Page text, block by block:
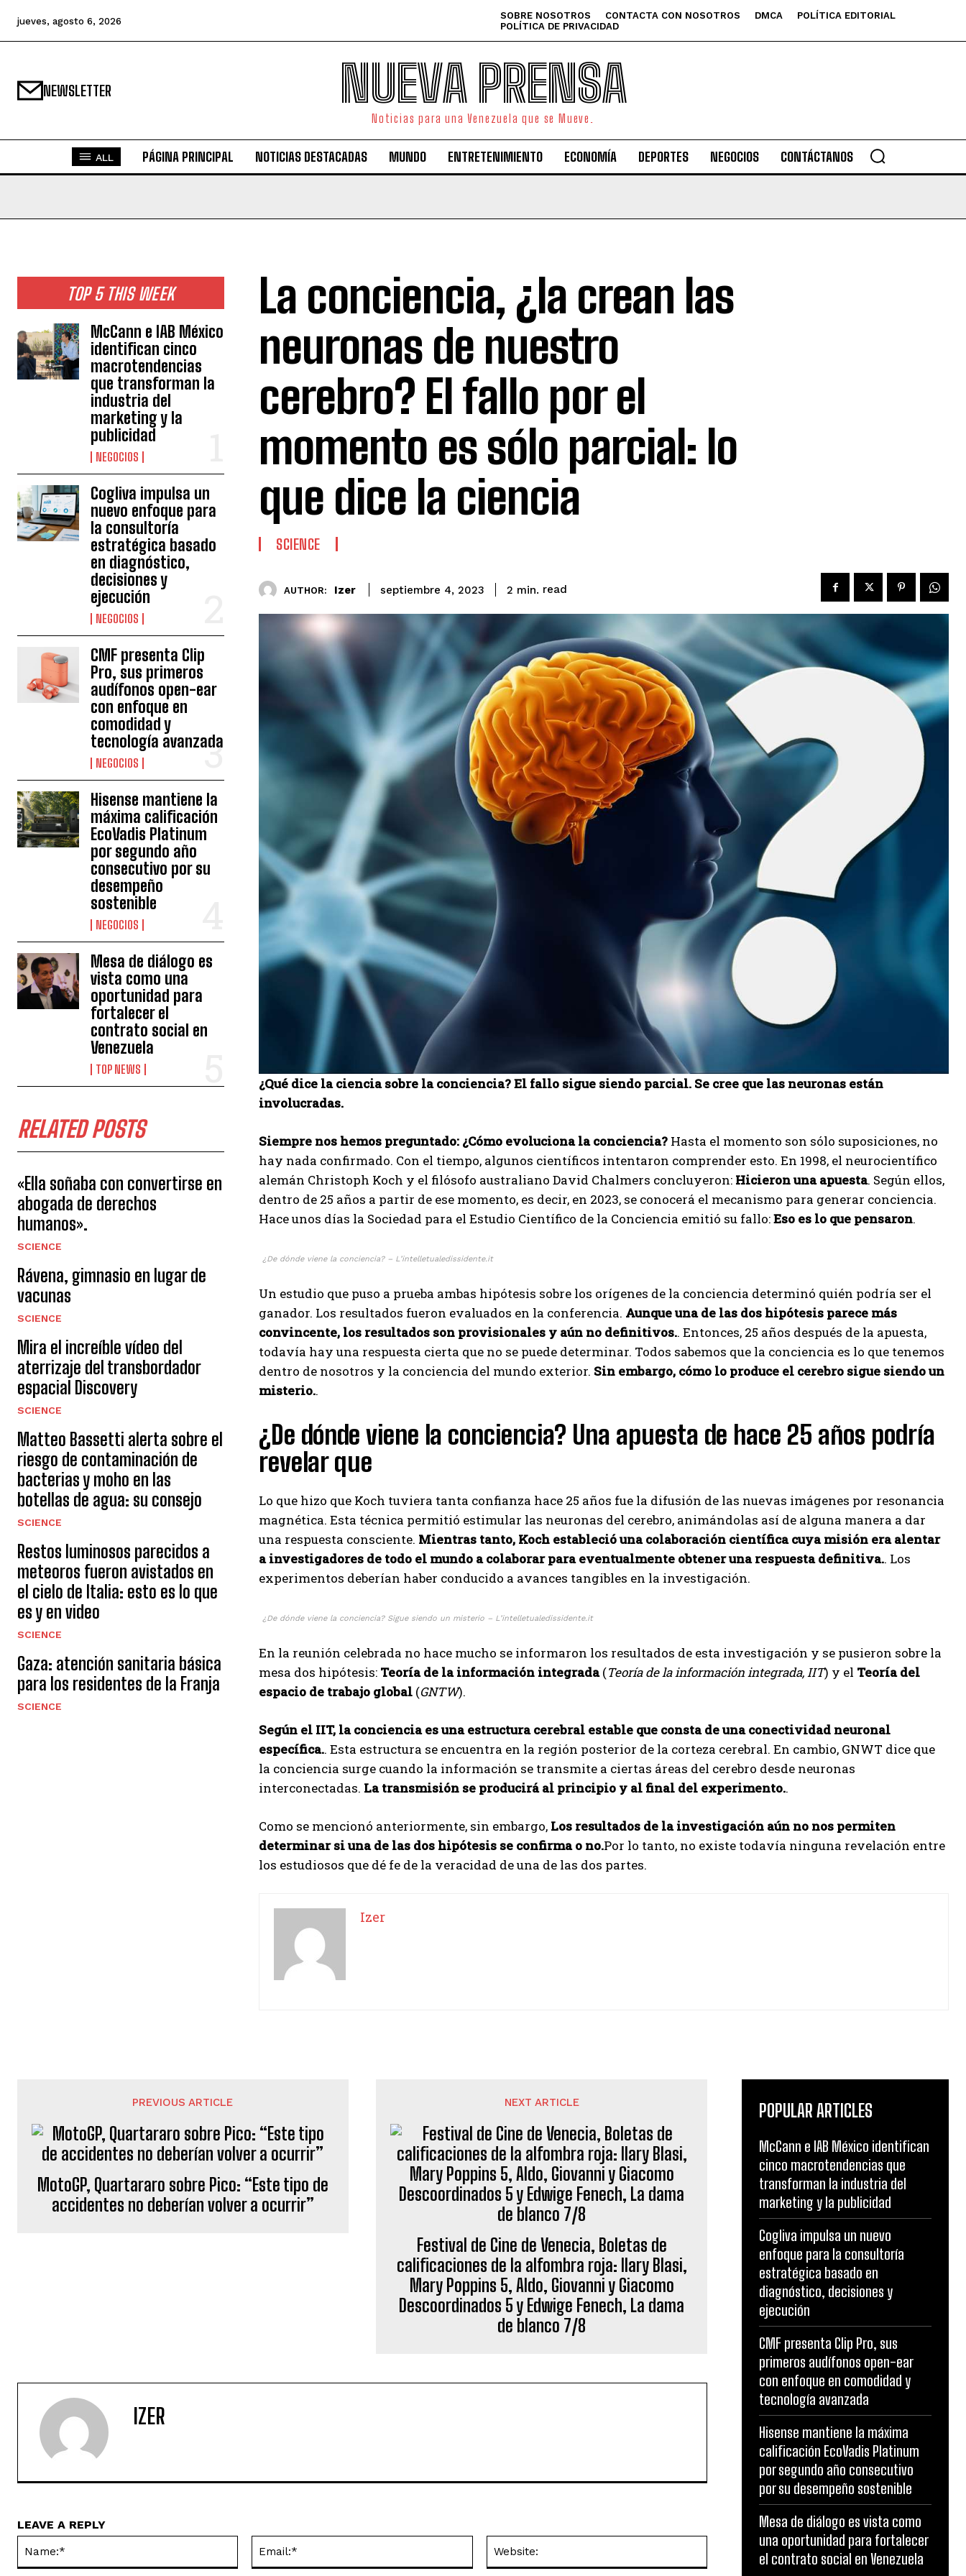
I've read and accept thePrivacy Policy.
Izer
jueves, agosto 6, 2026 SOBRE NOSOTROS CONTACTA CON NOSOTROS DMCA
POLÍTICA EDITORIAL
POLÍTICA DE PRIVACIDAD
NEWSLETTER NUEVA PRENSA
Noticias para una Venezuela que se Mueve.
ALL PÁGINA PRINCIPAL NOTICIAS DESTACADAS MUNDO ENTRETENIMIENTO ECONOMÍA DEPORTES NEGOCIOS CONTÁCTANOS
TOP 5 THIS WEEK
McCann e IAB México
identifican cinco
macrotendencias
que transforman la
industria del
marketing y la
publicidad
NEGOCIOS
Cogliva impulsa un
nuevo enfoque para
la consultoría
estratégica basado
en diagnóstico,
decisiones y
ejecución
NEGOCIOS
CMF presenta Clip
Pro, sus primeros
audífonos open-ear
con enfoque en
comodidad y
tecnología avanzada
NEGOCIOS
Hisense mantiene la
máxima calificación
EcoVadis Platinum
por segundo año
consecutivo por su
desempeño
sostenible
NEGOCIOS
Mesa de diálogo es
vista como una
oportunidad para
fortalecer el
contrato social en
Venezuela
TOP NEWS
RELATED POSTS
«Ella soñaba con convertirse en
abogada de derechos
humanos».
SCIENCE
Rávena, gimnasio en lugar de
vacunas
SCIENCE
Mira el increíble vídeo del
aterrizaje del transbordador
espacial Discovery
SCIENCE
Matteo Bassetti alerta sobre el
riesgo de contaminación de
bacterias y moho en las
botellas de agua: su consejo
SCIENCE
Restos luminosos parecidos a
meteoros fueron avistados en
el cielo de Italia: esto es lo que
es y en video
SCIENCE
Gaza: atención sanitaria básica
para los residentes de la Franja
SCIENCE
La conciencia, ¿la crean las
neuronas de nuestro
cerebro? El fallo por el
momento es sólo parcial: lo
que dice la ciencia
SCIENCE
AUTHOR: Izer septiembre 4, 2023 2 min. read
¿Qué dice la ciencia sobre la conciencia? El fallo sigue siendo parcial. Se cree que las neuronas están
involucradas.
Siempre nos hemos preguntado: ¿Cómo evoluciona la conciencia? Hasta el momento son sólo suposiciones, no
hay nada confirmado. Con el tiempo, algunos científicos intentaron comprender esto. En 1998, el neurocientífico
alemán Christoph Koch y el filósofo australiano David Chalmers concluyeron: Hicieron una apuesta. Según ellos,
dentro de 25 años a partir de ese momento, es decir, en 2023, se conocerá el mecanismo para generar conciencia.
Hace unos días la Sociedad para el Estudio Científico de la Conciencia emitió su fallo:Eso es lo que pensaron.
¿De dónde viene la conciencia? – L’intelletualedissidente.it
Un estudio que puso a prueba ambas hipótesis sobre los orígenes de la conciencia determinó quién podría ser el
ganador. Los resultados fueron evaluados en la conferencia. Aunque una de las dos hipótesis parece más
convincente, los resultados son provisionales y aún no definitivos.. Entonces, 25 años después de la apuesta,
todavía hay una respuesta cierta que no se puede determinar. Todos sabemos que la conciencia es lo que tenemos
dentro de nosotros y la conciencia del mundo exterior. Sin embargo, cómo lo produce el cerebro sigue siendo un
misterio..
¿De dónde viene la conciencia? Una apuesta de hace 25 años podría
revelar que
Lo que hizo que Koch tuviera tanta confianza hace 25 años fue la difusión de las nuevas imágenes por resonancia
magnética. Esta técnica permitió estimular las neuronas del cerebro, animándolas así de alguna manera a dar
una respuesta consciente. Mientras tanto, Koch estableció una colaboración científica cuya misión era alentar
a investigadores de todo el mundo a colaborar para eventualmente obtener una respuesta definitiva.. Los
experimentos deberían haber conducido a avances tangibles en la investigación.
¿De dónde viene la conciencia? Sigue siendo un misterio – L’intelletualedissidente.it
En la reunión celebrada no hace mucho se informaron los resultados de esta investigación y se pusieron sobre la
mesa dos hipótesis: Teoría de la información integrada(Teoría de la información integrada, IIT) y el Teoría del
espacio de trabajo global (GNTW).
Según el IIT, la conciencia es una estructura cerebral estable que consta de una conectividad neuronal
específica.. Esta estructura se encuentra en la región posterior de la corteza cerebral. En cambio, GNWT dice que
la conciencia surge cuando la información se transmite a ciertas áreas del cerebro desde neuronas
interconectadas. La transmisión se producirá al principio y al final del experimento..
Como se mencionó anteriormente, sin embargo, Los resultados de la investigación aún no nos permiten
determinar si una de las dos hipótesis se confirma o no.Por lo tanto, no existe todavía ninguna revelación entre
los estudiosos que dé fe de la veracidad de una de las dos partes.
Izer
PREVIOUS ARTICLE
MotoGP, Quartararo sobre Pico: “Este tipo de
accidentes no deberían volver a ocurrir”
NEXT ARTICLE
Festival de Cine de Venecia, Boletas de
calificaciones de la alfombra roja: Ilary Blasi,
Mary Poppins 5, Aldo, Giovanni y Giacomo
Descoordinados 5 y Edwige Fenech, La dama
de blanco 7/8
IZER
LEAVE A REPLY
POPULAR ARTICLES
McCann e IAB México identifican
cinco macrotendencias que
transforman la industria del
marketing y la publicidad
Cogliva impulsa un nuevo
enfoque para la consultoría
estratégica basado en
diagnóstico, decisiones y
ejecución
CMF presenta Clip Pro, sus
primeros audífonos open-ear
con enfoque en comodidad y
tecnología avanzada
Hisense mantiene la máxima
calificación EcoVadis Platinum
por segundo año consecutivo
por su desempeño sostenible
Mesa de diálogo es vista como
una oportunidad para fortalecer
el contrato social en Venezuela